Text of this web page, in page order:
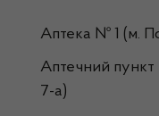
Аптека № 1 (м.
Аптечний пункт
7-а)